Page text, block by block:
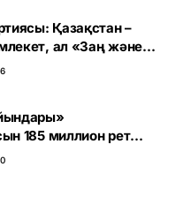
Қазақстан –
ал «Заң және
баршаға міндетті
185 миллион рет